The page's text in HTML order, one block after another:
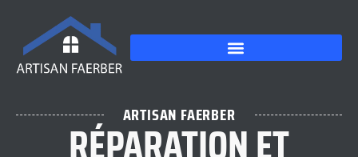
ARTISAN FAERBER